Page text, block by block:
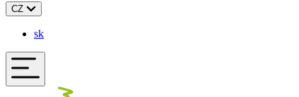
CZ
sk